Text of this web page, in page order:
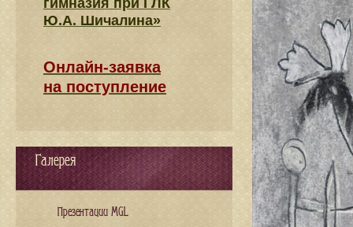
гимназия при ГЛК
Ю.А. Шичалина»
Онлайн-заявка
на поступление
Галерея
Презентации MGL